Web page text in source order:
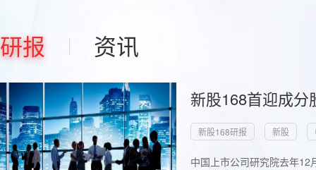
研报 资讯
新股168首迎成
新股168研报 新股
中国上市公司研究院去年